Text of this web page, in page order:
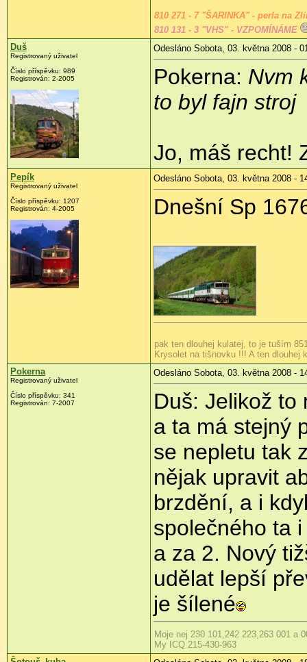
810 271 - 7 "ŠARINKA" - perla na
810 131 - 3 "VHS" - VZPOMÍNÁME
Duš
Registrovaný uživatel
Číslo příspěvku: 989
Registrován: 2-2005
Odesláno Sobota, 03. května 2008 -
Pokerna: Nvm
to byl fajn stroj
Jo, máš recht!
Pepík
Registrovaný uživatel
Číslo příspěvku: 1207
Registrován: 4-2005
Odesláno Sobota, 03. května 2008 -
Dnešní Sp
pak ten dlouhej kulatej, to je tuším
Krysolet na tišnovku !!! A ten dlouhej
Pokerna
Registrovaný uživatel
Číslo příspěvku: 341
Registrován: 7-2007
Odesláno Sobota, 03. května 2008 -
Duš: Jelikož to
a ta má stejný
se nepletu tak
nějak upravit
brzdění, a i
společného ta
a za 2. Nový
udělat lepší
je šílené
Moje nej 230 101,242 223,263 001 a
My ICQ 215-430-963